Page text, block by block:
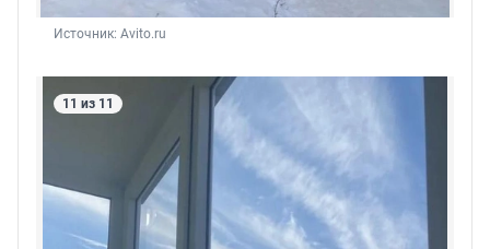
Источник: Avito.ru
11 из 11